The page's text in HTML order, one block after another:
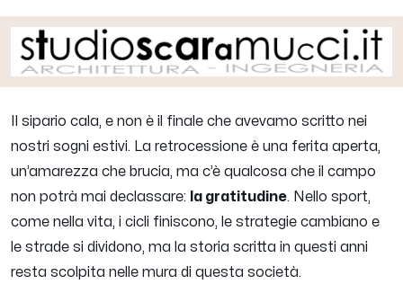
Il sipario cala, e non è il finale che avevamo scritto nei
nostri sogni estivi. La retrocessione è una ferita aperta,
un’amarezza che brucia, ma c’è qualcosa che il campo
non potrà mai declassare:
la gratitudine. Nello sport,
come nella vita, i cicli finiscono, le strategie cambiano e
le strade si dividono, ma la storia scritta in questi anni
resta scolpita nelle mura di questa società.